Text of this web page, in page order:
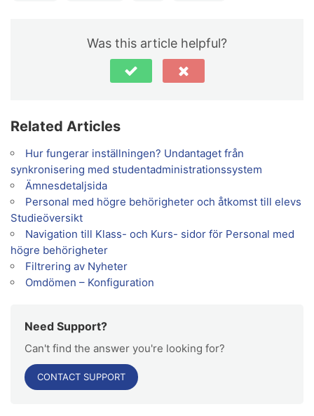
Was this article helpful?
Related Articles
Hur fungerar inställningen? Undantaget från
synkronisering med studentadministrationssystem
Ämnesdetaljsida
Personal med högre behörigheter och åtkomst till elevs
Studieöversikt
Navigation till Klass- och Kurs- sidor för Personal med
högre behörigheter
Filtrering av Nyheter
Omdömen – Konfiguration
Need Support?
Can't find the answer you're looking for?
CONTACT SUPPORT